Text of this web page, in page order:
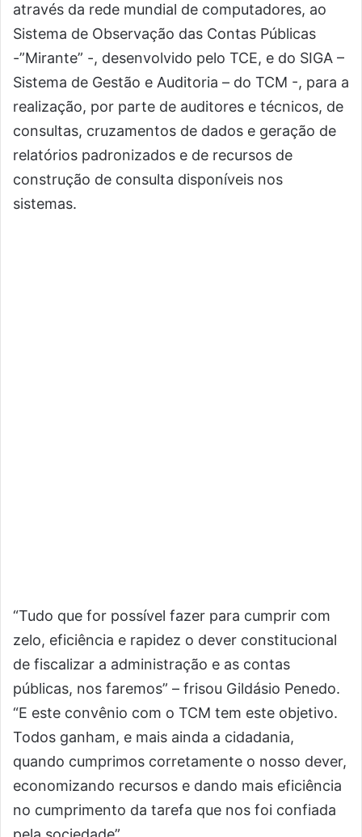
através da rede mundial de computadores, ao
Sistema de Observação das Contas Públicas
-”Mirante” -, desenvolvido pelo TCE, e do SIGA –
Sistema de Gestão e Auditoria – do TCM -, para a
realização, por parte de auditores e técnicos, de
consultas, cruzamentos de dados e geração de
relatórios padronizados e de recursos de
construção de consulta disponíveis nos
sistemas.
“Tudo que for possível fazer para cumprir com
zelo, eficiência e rapidez o dever constitucional
de fiscalizar a administração e as contas
públicas, nos faremos” – frisou Gildásio Penedo.
“E este convênio com o TCM tem este objetivo.
Todos ganham, e mais ainda a cidadania,
quando cumprimos corretamente o nosso dever,
economizando recursos e dando mais eficiência
no cumprimento da tarefa que nos foi confiada